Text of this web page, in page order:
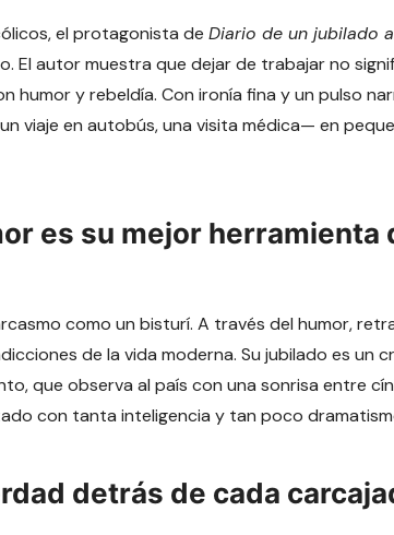
el protagonista de Diario de un jubilado
El autor muestra que dejar de trabajar no
humor y rebeldía. Con ironía fina y un pulso
viaje en autobús, una visita médica— en
es su mejor herramienta
como un bisturí. A través del humor,
de la vida moderna. Su jubilado es un
que observa al país con una sonrisa entre
con tanta inteligencia y tan poco
detrás de cada